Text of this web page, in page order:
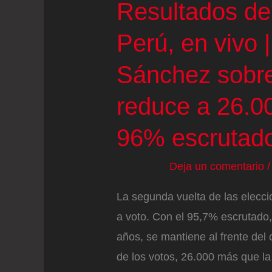
Resultados
Perú, en vivo
Sánchez
reduce a
96%
Deja un comentario /
La segunda vuelta de las
a voto. Con el 95,7%
años, se mantiene al frente del
de los votos, 26.000 más que